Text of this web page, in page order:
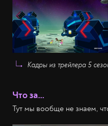
Кадры из трейлера 5
Что за…
Тут мы вообще не знаем,